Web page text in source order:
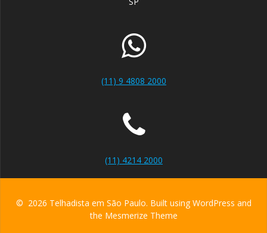
(11) 9 4808 2000
(11) 4214 2000
© 2026 Telhadista em São Paulo. Built using WordPress and
the Mesmerize Theme